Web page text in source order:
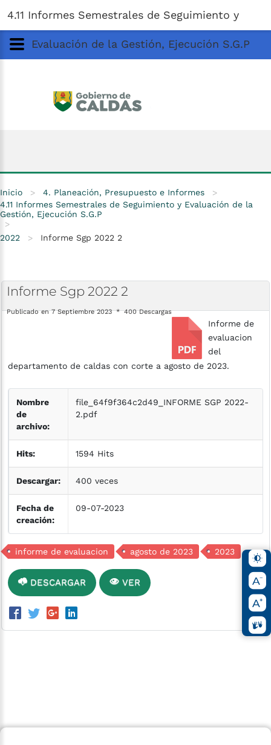
Gobernación de Caldas
4.11 Informes Semestrales de Seguimiento y
Evaluación de la Gestión, Ejecución S.G.P
Inicio > 4. Planeación, Presupuesto e Informes
>
4.11 Informes Semestrales de Seguimiento y Evaluación de la
Gestión, Ejecución S.G.P
>
2022
> Informe Sgp 2022 2
Informe Sgp 2022 2
Publicado en 7 Septiembre 2023 400 Descargas
Informe de
evaluacion
del
departamento de caldas con corte a agosto de 2023.
Nombre
de
archivo:
file_64f9f364c2d49_INFORME SGP 2022-
2.pdf
Hits: 1594 Hits
Descargar: 400 veces
Fecha de
creación:
09-07-2023
informe de evaluacion agosto de 2023 2023
DESCARGAR VER